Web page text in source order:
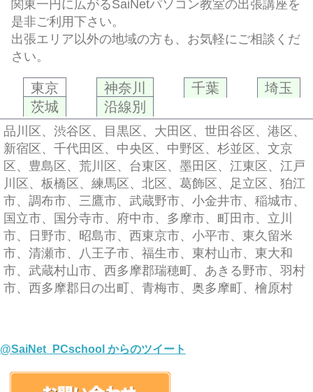
関東一円に広がるSaiNetパソコン教室の出張講座を
是非ご利用下さい。
出張エリア以外の地域の方も、お気軽にご相談くだ
さい。
東京 神奈川 千葉
埼玉
茨城
沿線別
品川区、渋谷区、目黒区、大田区、世田谷区、港区、
新宿区、千代田区、中央区、中野区、杉並区、文京
区、豊島区、荒川区、台東区、墨田区、江東区、江戸
川区、板橋区、練馬区、北区、葛飾区、足立区、狛江
市、調布市、三鷹市、武蔵野市、小金井市、稲城市、
国立市、国分寺市、府中市、多摩市、町田市、立川
市、日野市、昭島市、西東京市、小平市、東久留米
市、清瀬市、八王子市、福生市、東村山市、東大和
市、武蔵村山市、西多摩郡瑞穂町、あきる野市、羽村
市、西多摩郡日の出町、青梅市、奥多摩町、檜原村
@SaiNet_PCschool からのツイート